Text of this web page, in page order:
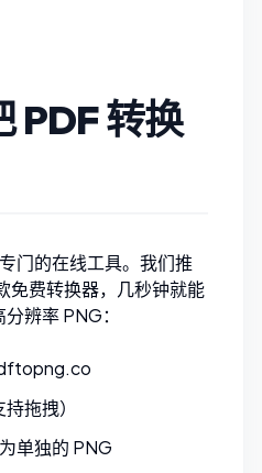
PDF 转换
门的在线工具。我们推
费转换器，几秒钟就能
辨率 PNG：
拖拽）
单独的 PNG